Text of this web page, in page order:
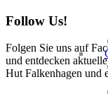
Follow Us!
Folgen Sie uns auf
und entdecken
Hut Falkenhagen und